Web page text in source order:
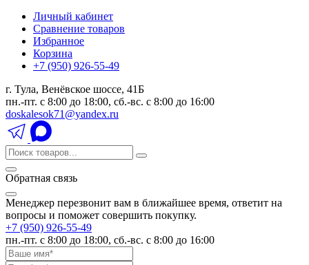
Личный кабинет
Сравнение товаров
Избранное
Корзина
+7 (950) 926-55-49
г. Тула, Венёвское шоссе, 41Б
пн.-пт. с 8:00 до 18:00, сб.-вс. с 8:00 до 16:00
doskalesok71@yandex.ru
Обратная связь
Менеджер перезвонит вам в ближайшее время, ответит на
вопросы и поможет совершить покупку.
+7 (950) 926-55-49
пн.-пт. с 8:00 до 18:00, сб.-вс. с 8:00 до 16:00